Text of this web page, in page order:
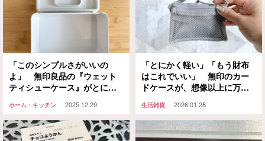
「このシンプルさがいいの
よ」 無印良品の『ウェット
ティシューケース』がとにか
ホーム・キッチン 2025.12.29
「とにかく軽い」「もう財布
はこれでいい」 無印のカー
ドケースが、想像以上に万能
生活雑貨 2026.01.28